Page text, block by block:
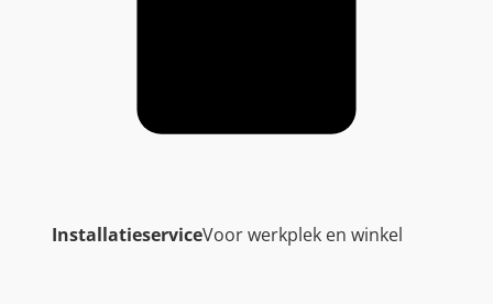
InstallatieserviceVoor werkplek en winkel